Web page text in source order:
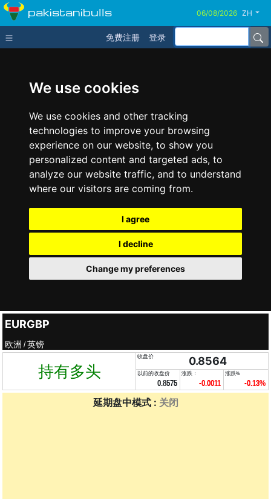
We use cookies
We use cookies and other tracking
technologies to improve your browsing
experience on our website, to show you
personalized content and targeted ads, to
analyze our website traffic, and to understand
where our visitors are coming from.
I agree
I decline
Change my preferences
pakistanibulls ZH
免费注册 登录
EURGBP
欧洲 / 英镑
持有多头
收盘价 0.8564
以前的收盘价
0.8575
涨跌：
-0.0011
涨跌%
-0.13%
延期盘中模式 : 关闭